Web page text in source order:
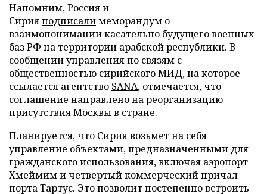
Напомним, Россия и
Сирияподписалимеморандум о
взаимопонимании касательно будущего военных
баз РФ на территории арабской республики. В
сообщении управления по связям с
общественностью сирийского МИД, на которое
ссылается агентство SANA, отмечается, что
соглашение направлено на реорганизацию
присутствия Москвы в стране.
Планируется, что Сирия возьмет на себя
управление объектами, предназначенными для
гражданского использования, включая аэропорт
Хмеймим и четвертый коммерческий причал
порта Тартус. Это позволит постепенно встроить